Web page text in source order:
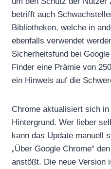
betrifft auch
Bibliotheken, welche in
ebenfalls verwendet
Sicherheitsfund bei
Finder eine Prämie von
ein Hinweis auf die
Chrome aktualisiert sich
Hintergrund. Wer lieber
kann das Update manuell
„Über Google Chrome“
anstößt. Die neue Version